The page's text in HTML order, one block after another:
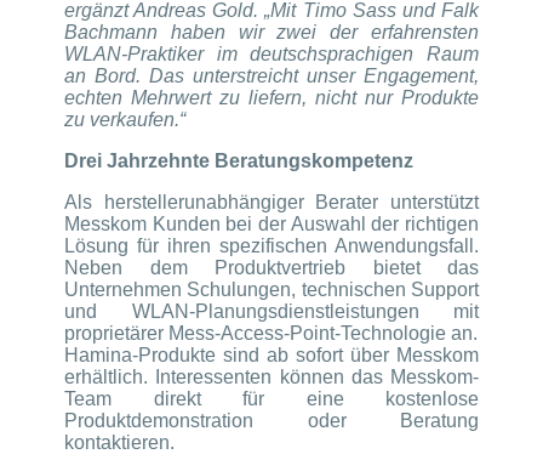
ergänzt Andreas Gold. „Mit Timo Sass und Falk
Bachmann haben wir zwei der erfahrensten
WLAN-Praktiker im deutschsprachigen Raum
an Bord. Das unterstreicht unser Engagement,
echten Mehrwert zu liefern, nicht nur Produkte
zu verkaufen.“
Drei Jahrzehnte Beratungskompetenz
Als herstellerunabhängiger Berater unterstützt
Messkom Kunden bei der Auswahl der richtigen
Lösung für ihren spezifischen Anwendungsfall.
Neben dem Produktvertrieb bietet das
Unternehmen Schulungen, technischen Support
und WLAN-Planungsdienstleistungen mit
proprietärer Mess-Access-Point-Technologie an.
Hamina-Produkte sind ab sofort über Messkom
erhältlich. Interessenten können das Messkom-
Team direkt für eine kostenlose
Produktdemonstration oder Beratung
kontaktieren.